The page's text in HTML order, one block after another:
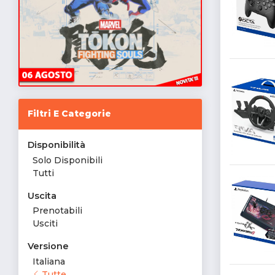
Filtri E Categorie
Disponibilità
Solo Disponibili
Tutti
Uscita
Prenotabili
Usciti
Versione
Italiana